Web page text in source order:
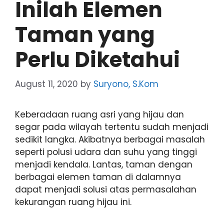
Inilah Elemen
Taman yang
Perlu Diketahui
August 11, 2020 by Suryono, S.Kom
Keberadaan ruang asri yang hijau dan
segar pada wilayah tertentu sudah menjadi
sedikit langka. Akibatnya berbagai masalah
seperti polusi udara dan suhu yang tinggi
menjadi kendala. Lantas, taman dengan
berbagai elemen taman di dalamnya
dapat menjadi solusi atas permasalahan
kekurangan ruang hijau ini.